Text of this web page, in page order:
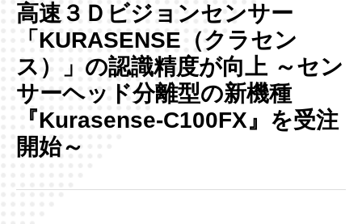
高速３Ｄビジョンセンサー
「KURASENSE（クラセン
ス）」の認識精度が向上 ～セン
サーヘッド分離型の新機種
『Kurasense-C100FX』を受注
開始～